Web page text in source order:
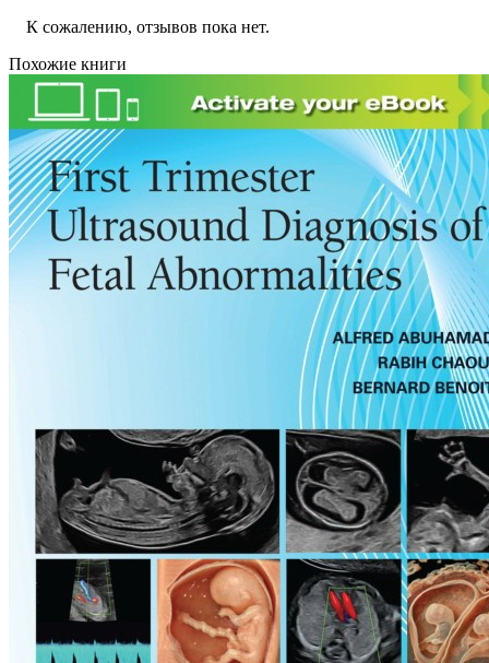
К сожалению, отзывов пока нет.
Похожие книги